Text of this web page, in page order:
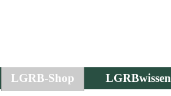
LGRB-Shop LGRBwissen